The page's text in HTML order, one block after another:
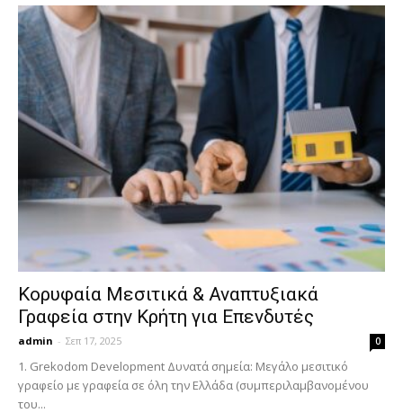
Κορυφαία Μεσιτικά & Αναπτυξιακά
Γραφεία στην Κρήτη για Επενδυτές
admin - Σεπ 17, 2025 0
1. Grekodom Development Δυνατά σημεία: Μεγάλο μεσιτικό
γραφείο με γραφεία σε όλη την Ελλάδα (συμπεριλαμβανομένου
του...